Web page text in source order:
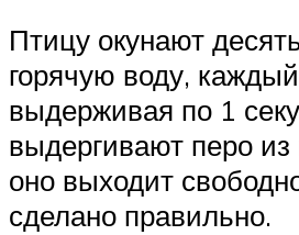
Птицу окунают
горячую воду,
выдерживая по 1
выдергивают перо
оно выходит
сделано правильно.